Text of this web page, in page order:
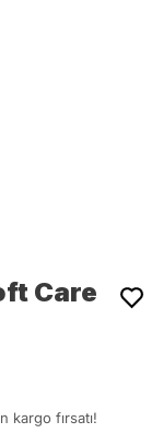
Care
kargo fırsatı!